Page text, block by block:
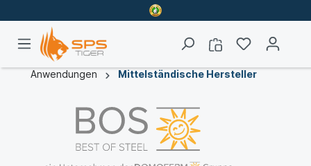
Anwendungen Mittelständische Hersteller